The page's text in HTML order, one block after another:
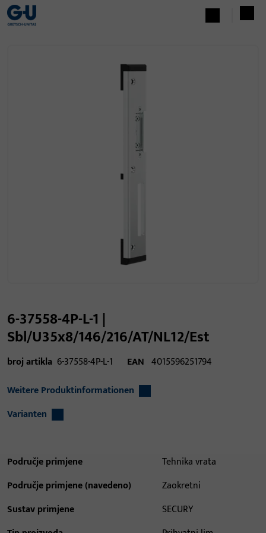
6-37558-4P-L-1 |
Sbl/U35x8/146/216/AT/NL12/Est
broj artikla 6-37558-4P-L-1 EAN 4015596251794
Weitere Produktinformationen
Varianten
Područje primjene
Tehnika vrata
Područje primjene (navedeno)
Zaokretni
Sustav primjene
SECURY